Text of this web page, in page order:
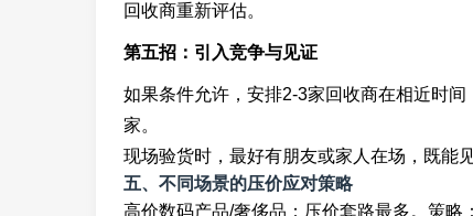
回收商重新评估。
第五招：引入竞争与见证
如果条件允许，安排2-3家回收商在相近时
家。
现场验货时，最好有朋友或家人在场，既能
五、不同场景的压价应对策略
高价数码产品/奢侈品：压价套路最多。策